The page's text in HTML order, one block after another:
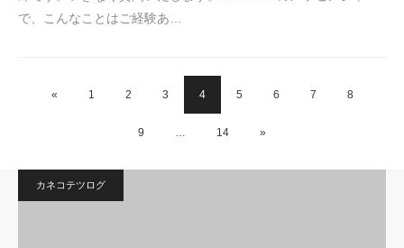
で、こんなことはご経験あ…
« 1 2 3 4 5 6 7 8
9 14 »
カネコテツログ